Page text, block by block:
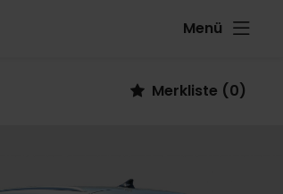
Menü
Merkliste (0)